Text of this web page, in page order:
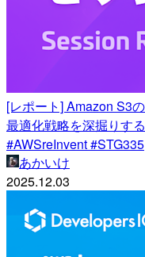
[レポート] Amazon S3
最適化戦略を深掘りす
#AWSreInvent #STG335
あかいけ
2025.12.03